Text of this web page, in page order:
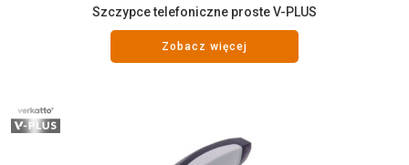
Szczypce telefoniczne proste V-PLUS
Zobacz więcej